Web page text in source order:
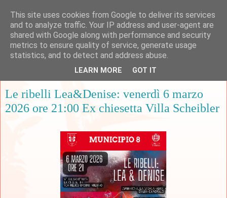
Le ribelli Lea&Denise: venerdì 6 marzo
2026 ore 21:00 Ex chiesetta Villa Scheibler
This site uses cookies from Google to deliver its services
and to analyze traffic. Your IP address and user-agent are
shared with Google along with performance and security
metrics to ensure quality of service, generate usage
statistics, and to detect and address abuse.
LEARN MORE GOT IT